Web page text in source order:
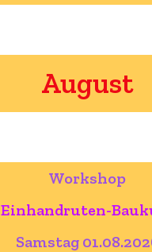
August
Workshop
Einhandruten-
Samstag